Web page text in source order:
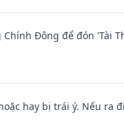
Đông để đón 'Tài
hay bị trái ý. Nếu